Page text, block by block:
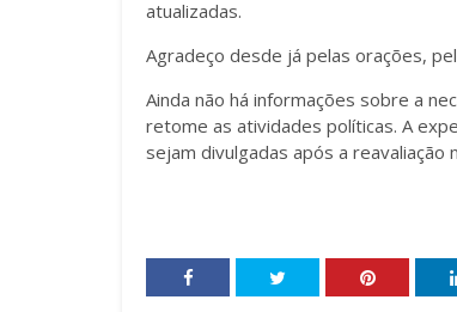
atualizadas.
Agradeço desde já pelas orações,
Ainda não há informações sobre a
retome as atividades políticas. A
sejam divulgadas após a reavaliação